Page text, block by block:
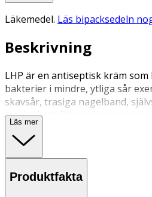
Läkemedel. Läs bipacksedeln
Beskrivning
LHP är en antiseptisk kräm
bakterier i mindre, ytliga sår
skavsår, trasiga nagelband,
insektsbett. Därmed motverkas
Användning
• Ett tunt lager strykes på såret
• Följ anvisningar på
Läs mer
Produktfakta